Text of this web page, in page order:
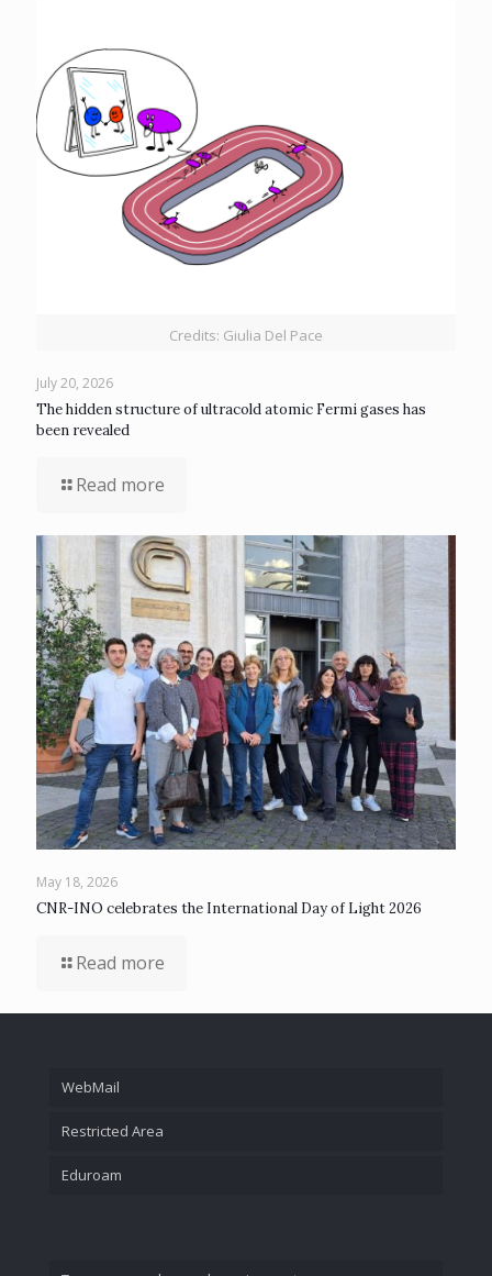
Credits: Giulia Del Pace
July 20, 2026
The hidden structure of ultracold atomic Fermi gases has
been revealed
Read more
May 18, 2026
CNR-INO celebrates the International Day of Light 2026
Read more
WebMail
Restricted Area
Eduroam